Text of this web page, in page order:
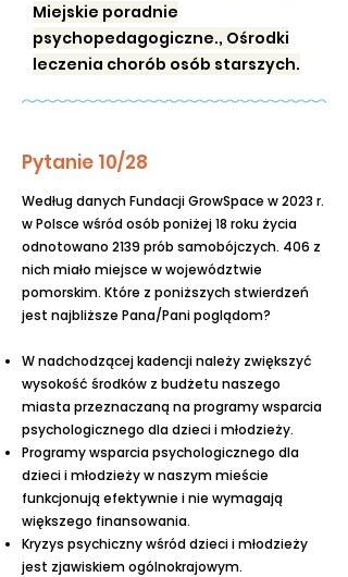
Miejskie poradnie
psychopedagogiczne., Ośrodki
leczenia chorób osób starszych.
Pytanie 10/28
Według danych Fundacji GrowSpace w 2023 r.
w Polsce wśród osób poniżej 18 roku życia
odnotowano 2139 prób samobójczych. 406 z
nich miało miejsce w województwie
pomorskim. Które z poniższych stwierdzeń
jest najbliższe Pana/Pani poglądom?
W nadchodzącej kadencji należy zwiększyć
wysokość środków z budżetu naszego
miasta przeznaczaną na programy wsparcia
psychologicznego dla dzieci i młodzieży.
Programy wsparcia psychologicznego dla
dzieci i młodzieży w naszym mieście
funkcjonują efektywnie i nie wymagają
większego finansowania.
Kryzys psychiczny wśród dzieci i młodzieży
jest zjawiskiem ogólnokrajowym.